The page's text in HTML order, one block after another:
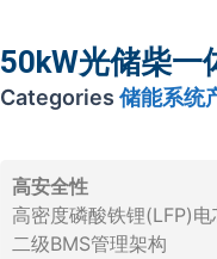
50kW光储柴一
Categories 储能系统
高安全性
高密度磷酸铁锂(LFP)电
二级BMS管理架构